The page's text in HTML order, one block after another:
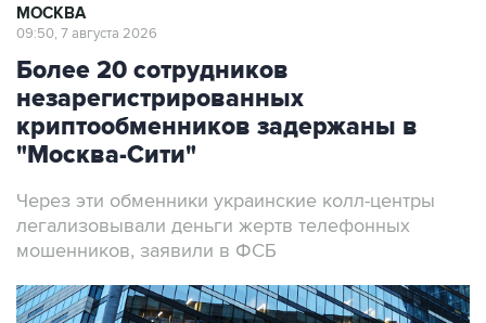
МОСКВА
09:50, 7 августа 2026
Более 20 сотрудников
незарегистрированных
криптообменников задержаны в
"Москва-Сити"
Через эти обменники украинские колл-центры
легализовывали деньги жертв телефонных
мошенников, заявили в ФСБ